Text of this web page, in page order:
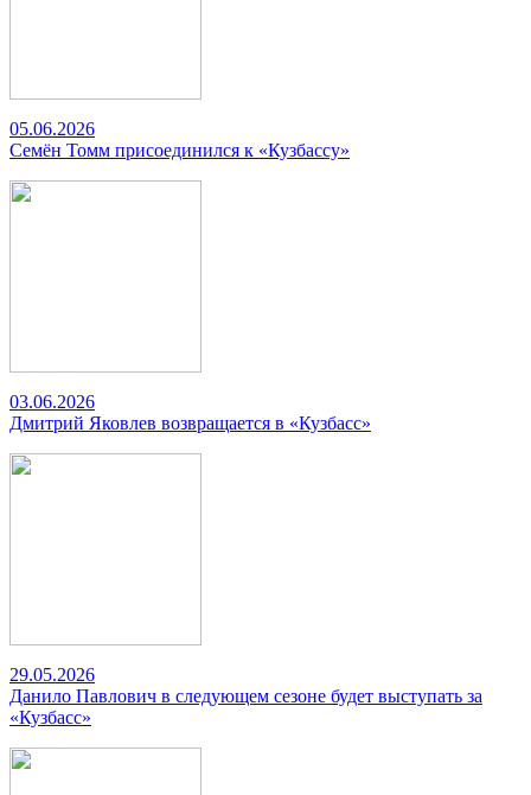
05.06.2026
Семён Томм присоединился к «Кузбассу»
03.06.2026
Дмитрий Яковлев возвращается в «Кузбасс»
29.05.2026
Данило Павлович в следующем сезоне будет выступать за
«Кузбасс»